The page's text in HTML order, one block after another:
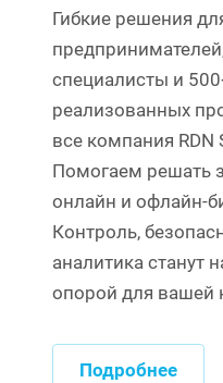
Гибкие решения
специалисты и
реализованных
все компания RDN
Помогаем решать
онлайн и офлайн-
Контроль,
аналитика станут
опорой для вашей
Подробнее